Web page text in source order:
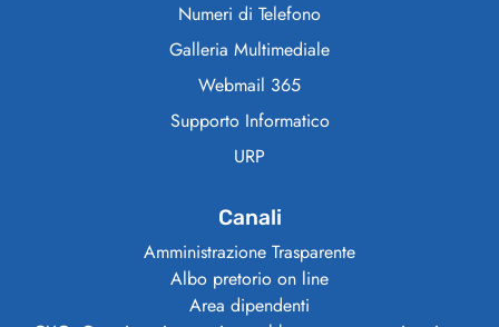
Numeri di Telefono
Galleria Multimediale
Webmail 365
Supporto Informatico
URP
Canali
Amministrazione Trasparente
Albo pretorio on line
Area dipendenti